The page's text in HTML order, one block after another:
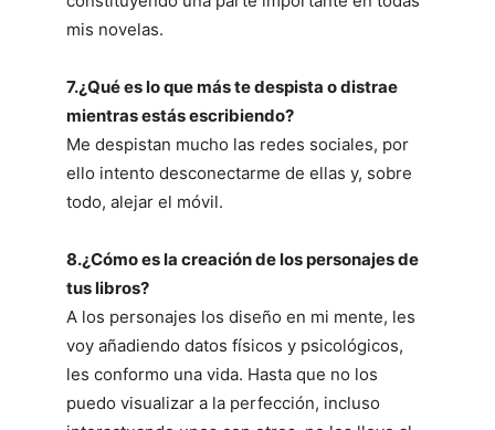
mis novelas.
7.¿Qué es lo que más te despista o distrae
mientras estás escribiendo?
Me despistan mucho las redes sociales, por
ello intento desconectarme de ellas y, sobre
todo, alejar el móvil.
8.¿Cómo es la creación de los personajes de
tus libros?
A los personajes los diseño en mi mente, les
voy añadiendo datos físicos y psicológicos,
les conformo una vida. Hasta que no los
puedo visualizar a la perfección, incluso